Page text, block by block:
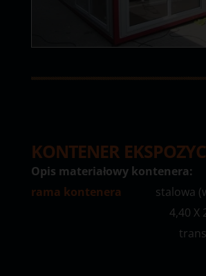
KONTENER
Opis materiałowy kontenera:
rama kontenera
stalowa
4,40 X